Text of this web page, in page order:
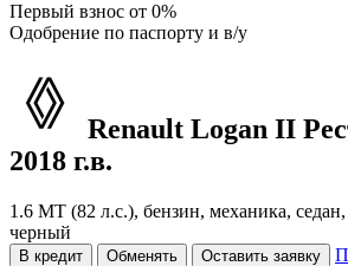
Первый взнос от 0%
Одобрение по паспорту и в/у
Renault Logan II
2018 г.в.
1.6 MT (82 л.с.), бензин, механика,
черный
В кредит Обменять Оставить заявку